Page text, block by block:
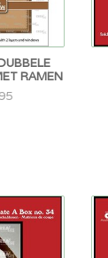
RAMEN